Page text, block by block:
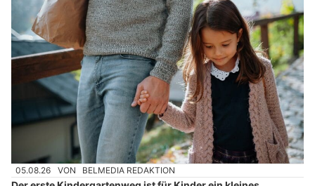
05.08.26 VON BELMEDIA REDAKTION